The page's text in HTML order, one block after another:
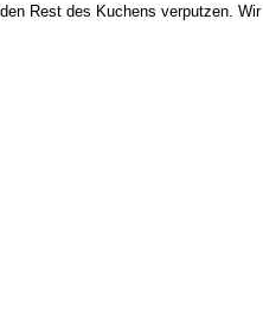
Rest des Kuchens verputzen. Wir